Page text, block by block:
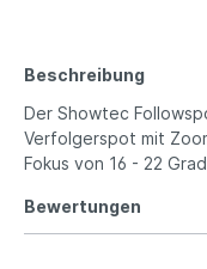
Beschreibung
Der Showtec
Verfolgerspot mit
Fokus von 16 - 22
Bewertungen